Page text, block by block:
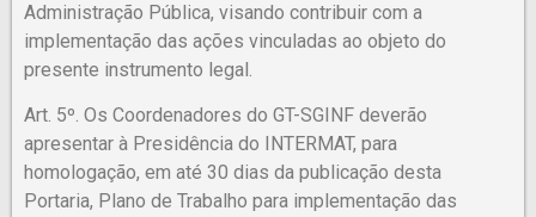
Administração Pública, visando contribuir com a
implementação das ações vinculadas ao objeto do
presente instrumento legal.
Art. 5º. Os Coordenadores do GT-SGINF deverão
apresentar à Presidência do INTERMAT, para
homologação, em até 30 dias da publicação desta
Portaria, Plano de Trabalho para implementação das